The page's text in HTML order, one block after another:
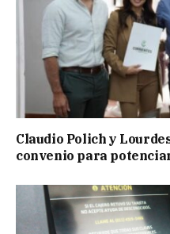
Claudio Polich y
convenio para